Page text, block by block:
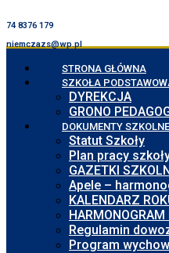
74 8376 179
niemczazs@wp.pl
STRONA GŁÓWNA
SZKOŁA
DYREKCJA
GRONO
DOKUMENTY SZKOLNE
Statut Szkoły
Plan pracy
GAZETKI
Apele –
KALENDARZ
HARMONOGRAM
Regulamin
Program